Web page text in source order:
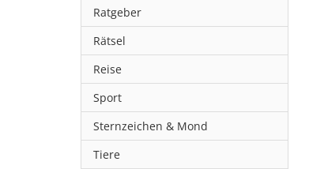
Ratgeber
Rätsel
Reise
Sport
Sternzeichen & Mond
Tiere